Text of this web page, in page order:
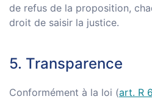
de refus de la proposition,
droit de saisir la justice.
5. Transparence
Conformément à la loi (art. R